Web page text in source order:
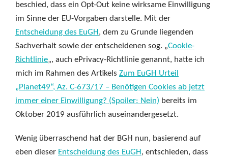
beschied, dass ein Opt-Out keine wirksame Einwilligung
im Sinne der EU-Vorgaben darstelle. Mit der
Entscheidung des EuGH , dem zu Grunde liegenden
Sachverhalt sowie der entscheidenen sog. „Cookie-
Richtlinie„, auch ePrivacy-Richtlinie genannt, hatte ich
mich im Rahmen des Artikels Zum EuGH Urteil
„Planet49“, Az. C-673/17 – Benötigen Cookies ab jetzt
immer einer Einwilligung? (Spoiler: Nein) bereits im
Oktober 2019 ausführlich auseinandergesetzt.
Wenig überraschend hat der BGH nun, basierend auf
eben dieser Entscheidung des EuGH , entschieden, dass